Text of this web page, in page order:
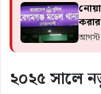
২০২৫ সালে